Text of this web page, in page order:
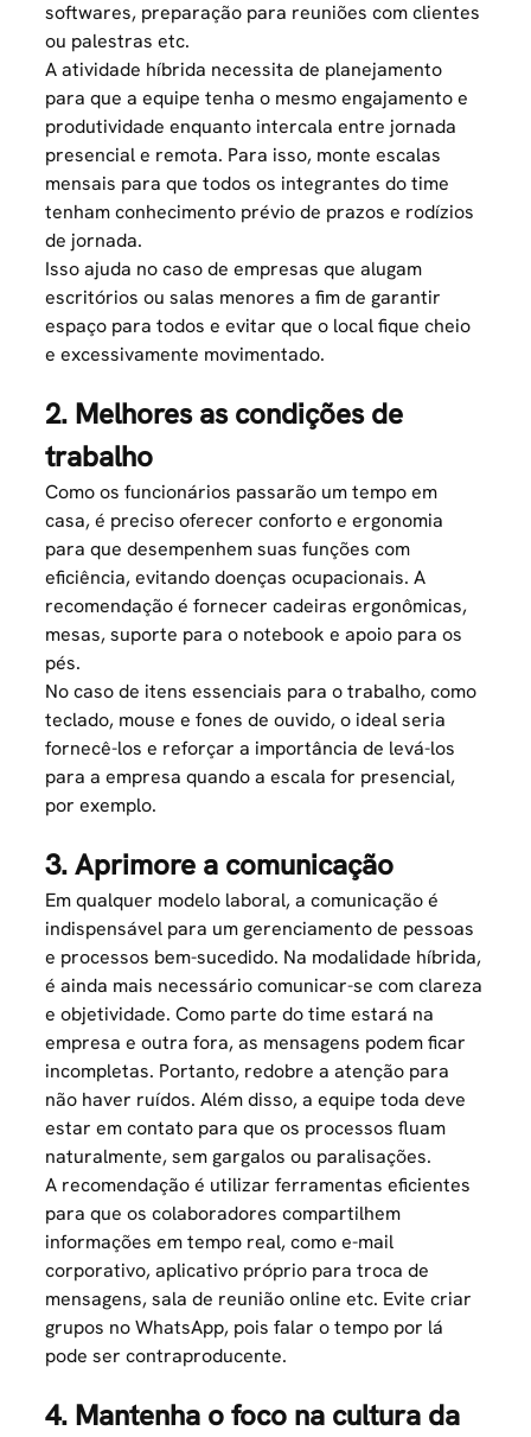
softwares, preparação para reuniões com clientes
ou palestras etc.
A atividade híbrida necessita de planejamento
para que a equipe tenha o mesmo engajamento e
produtividade enquanto intercala entre jornada
presencial e remota. Para isso, monte escalas
mensais para que todos os integrantes do time
tenham conhecimento prévio de prazos e rodízios
de jornada.
Isso ajuda no caso de empresas que alugam
escritórios ou salas menores a fim de garantir
espaço para todos e evitar que o local fique cheio
e excessivamente movimentado.
2. Melhores as condições de
trabalho
Como os funcionários passarão um tempo em
casa, é preciso oferecer conforto e ergonomia
para que desempenhem suas funções com
eficiência,evitando doenças ocupacionais. A
recomendação é fornecer cadeiras ergonômicas,
mesas, suporte para o notebook e apoio para os
pés.
No caso de itens essenciais para o trabalho, como
teclado, mouse e fones de ouvido, o ideal seria
fornecê-los e reforçar a importância de levá-los
para a empresa quando a escala for presencial,
por exemplo.
3. Aprimore a comunicação
Em qualquer modelo laboral, a comunicação é
indispensável para um gerenciamento de pessoas
e processos bem-sucedido. Na modalidade híbrida,
é ainda mais necessário comunicar-se com clareza
e objetividade. Como parte do time estará na
empresa e outra fora, as mensagens podem ficar
incompletas. Portanto, redobre a atenção para
não haver ruídos. Além disso, a equipe toda deve
estar em contato para que os processos fluam
naturalmente, sem gargalos ou paralisações.
A recomendação é utilizar ferramentas eficientes
para que os colaboradores compartilhem
informações em tempo real, como e-mail
corporativo, aplicativo próprio para troca de
mensagens, sala de reunião online etc. Evite criar
grupos no WhatsApp, pois falar o tempo por lá
pode ser contraproducente.
4. Mantenha o foco na cultura da